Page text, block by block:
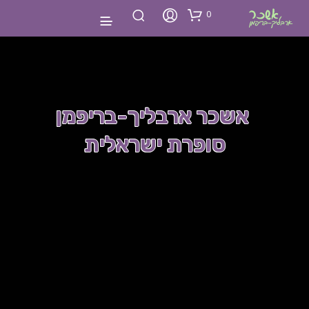
0
אשכר ארבליך-בריפמן
סופרת ישראלית